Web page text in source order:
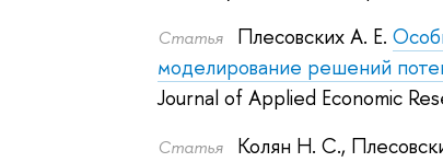
Статья Плесовских А. Е.
моделирование решений
Journal of Applied Economic
Статья Колян Н. С.,